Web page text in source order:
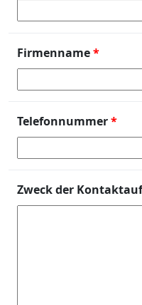
Firmenname*
Telefonnummer*
Zweck der